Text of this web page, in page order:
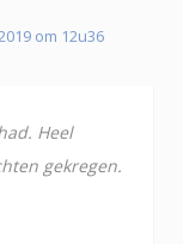
om 12u36
Heel
gekregen.